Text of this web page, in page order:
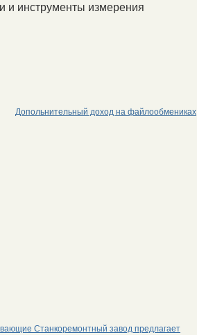
и инструменты измерения
Допольнительный доход на файлообмениках
Станкоремонтный завод предлагает